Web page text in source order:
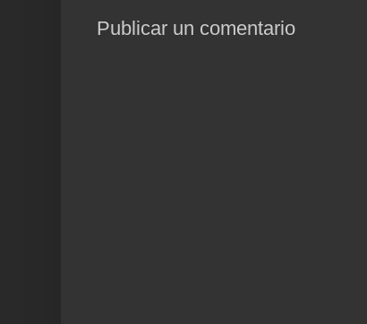
Publicar un comentario